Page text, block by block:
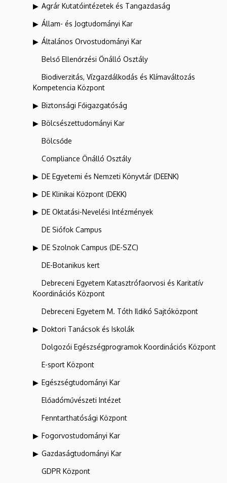
Agrár Kutatóintézetek és Tangazdaság
Állam- és Jogtudományi Kar
Általános Orvostudományi Kar
Belső Ellenőrzési Önálló Osztály
Biodiverzitás, Vízgazdálkodás és Klímaváltozás
Kompetencia Központ
Biztonsági Főigazgatóság
Bölcsészettudományi Kar
Bölcsőde
Compliance Önálló Osztály
DE Egyetemi és Nemzeti Könyvtár (DEENK)
DE Klinikai Központ (DEKK)
DE Oktatási-Nevelési Intézmények
DE Siófok Campus
DE Szolnok Campus (DE-SZC)
DE-Botanikus kert
Debreceni Egyetem Katasztrófaorvosi és Karitatív
Koordinációs Központ
Debreceni Egyetem M. Tóth Ildikó Sajtóközpont
Doktori Tanácsok és Iskolák
Dolgozói Egészségprogramok Koordinációs Központ
E-sport Központ
Egészségtudományi Kar
Előadóművészeti Intézet
Fenntarthatósági Központ
Fogorvostudományi Kar
Gazdaságtudományi Kar
GDPR Központ